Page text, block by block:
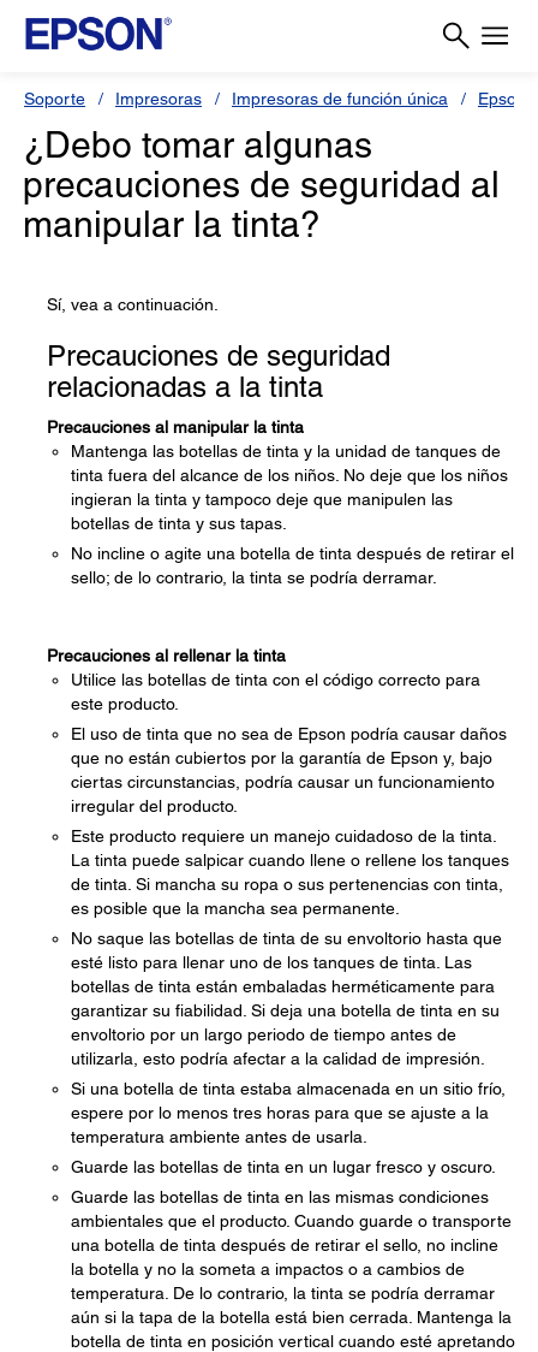
Soporte Impresoras Impresoras de función única Epson
¿Debo tomar algunas
precauciones de seguridad al
manipular la tinta?
Sí, vea a continuación.
Precauciones de seguridad
relacionadas a la tinta
Precauciones al manipular la tinta
Mantenga las botellas de tinta y la unidad de tanques de
tinta fuera del alcance de los niños. No deje que los niños
ingieran la tinta y tampoco deje que manipulen las
botellas de tinta y sus tapas.
No incline o agite una botella de tinta después de retirar el
sello; de lo contrario, la tinta se podría derramar.
Precauciones al rellenar la tinta
Utilice las botellas de tinta con el código correcto para
este producto.
El uso de tinta que no sea de Epson podría causar daños
que no están cubiertos por la garantía de Epson y, bajo
ciertas circunstancias, podría causar un funcionamiento
irregular del producto.
Este producto requiere un manejo cuidadoso de la tinta.
La tinta puede salpicar cuando llene o rellene los tanques
de tinta. Si mancha su ropa o sus pertenencias con tinta,
es posible que la mancha sea permanente.
No saque las botellas de tinta de su envoltorio hasta que
esté listo para llenar uno de los tanques de tinta. Las
botellas de tinta están embaladas herméticamente para
garantizar su fiabilidad. Si deja una botella de tinta en su
envoltorio por un largo periodo de tiempo antes de
utilizarla, esto podría afectar a la calidad de impresión.
Si una botella de tinta estaba almacenada en un sitio frío,
espere por lo menos tres horas para que se ajuste a la
temperatura ambiente antes de usarla.
Guarde las botellas de tinta en un lugar fresco y oscuro.
Guarde las botellas de tinta en las mismas condiciones
ambientales que el producto. Cuando guarde o transporte
una botella de tinta después de retirar el sello, no incline
la botella y no la someta a impactos o a cambios de
temperatura. De lo contrario, la tinta se podría derramar
aún si la tapa de la botella está bien cerrada. Mantenga la
botella de tinta en posición vertical cuando esté apretando